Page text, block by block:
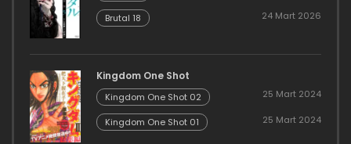
Brutal 18 24 Mart 2026
Kingdom One Shot
Kingdom One Shot 02 25 Mart 2024
Kingdom One Shot 01 25 Mart 2024